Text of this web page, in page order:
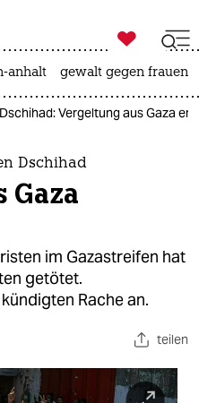
ich

taz zahl ich
anhalt gewalt gegen frauen
Vergeltung aus Gaza
Dschihad
Gaza
im Gazastreifen hat
getötet.
Rache an.
teilen